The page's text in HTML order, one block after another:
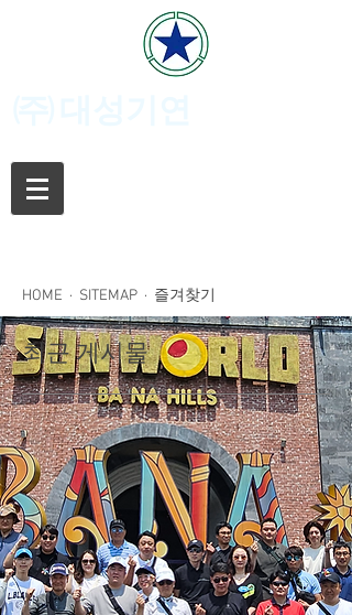
HOME · SITEMAP · 즐겨찾기
최근 게시물